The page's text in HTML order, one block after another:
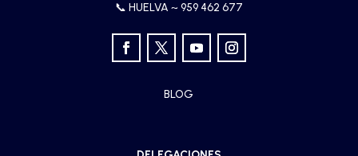
📞 HUELVA ~ 959 462 677
BLOG